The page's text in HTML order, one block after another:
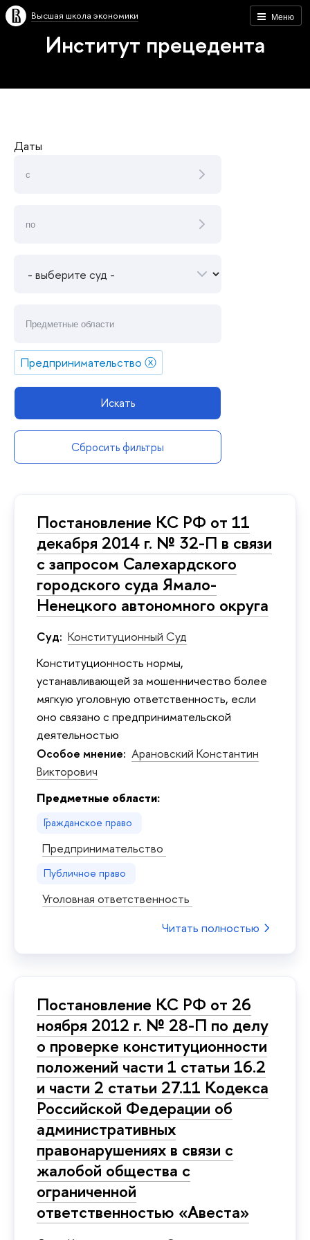
Меню
Высшая школа экономики
Институт прецедента
Даты
Предпринимательство ⓧ
Искать
Сбросить фильтры
Постановление КС РФ от 11
декабря 2014 г. № 32-П в связи
с запросом Салехардского
городского суда Ямало-
Ненецкого автономного округа
Суд: Конституционный Суд
Конституционность нормы,
устанавливающей за мошенничество более
мягкую уголовную ответственность, если
оно связано с предпринимательской
деятельностью
Особое мнение: Арановский Константин
Викторович
Предметные области:
Гражданское право
Предпринимательство
Публичное право
Уголовная ответственность
Читать полностью
Постановление КС РФ от 26
ноября 2012 г. № 28-П по делу
о проверке конституционности
положений части 1 статьи 16.2
и части 2 статьи 27.11 Кодекса
Российской Федерации об
административных
правонарушениях в связи с
жалобой общества с
ограниченной
ответственностью «Авеста»